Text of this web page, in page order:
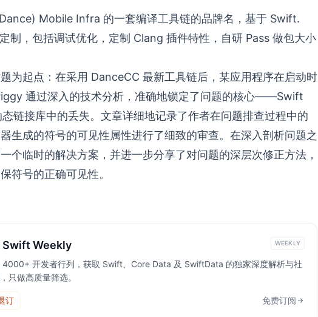
Mobile Infra 的一套编译工具链的品牌名，基于 Swift.
制，包括调试优化，定制 Clang 插件特性，自研 Pass 做包大小
为起点：在采用 DanceCC 最新工具链后，某应用程序在启动时
通过深入的技术分析，准确地锁定了问题的核心——Swift
链接库中的丢失。文章详细地记录了作者在问题排查过程中的
生成的符号的可见性属性进行了细致的审查。在深入剖析问题之
个临时的解决方案，并进一步分享了对问题的深层次修正方法，
符号的正确可见性。
Swift Weekly WEEKLY
4000+ 开发者行列，获取 Swift、Core Data 及 SwiftData 的独家深度解析与社
只做高质量筛选。
订 免费订阅